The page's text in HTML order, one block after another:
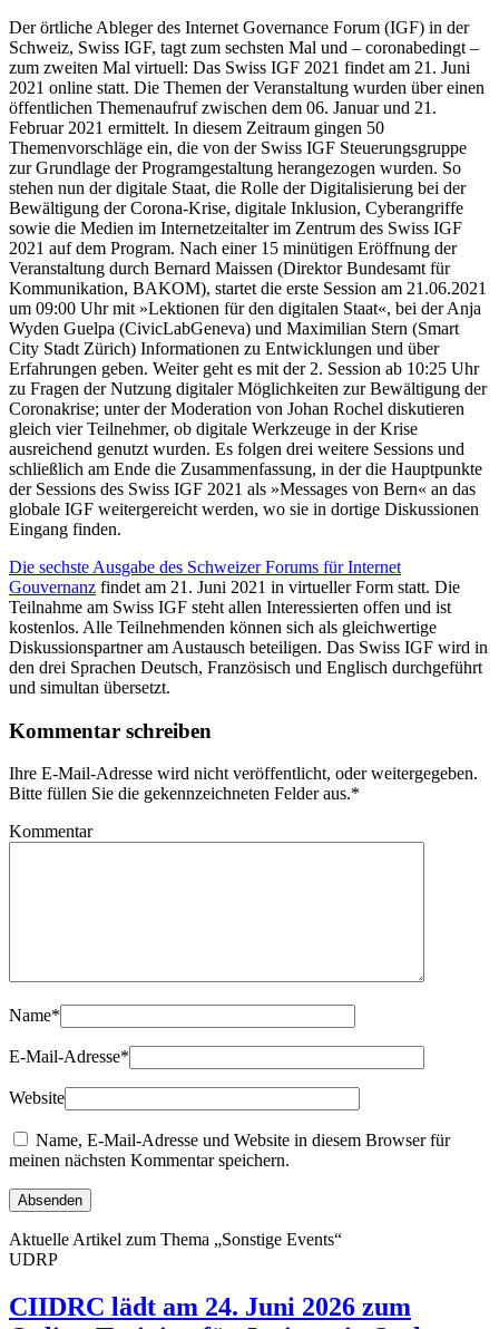
Der örtliche Ableger des Internet Governance Forum (IGF) in der
Schweiz, Swiss IGF, tagt zum sechsten Mal und – coronabedingt –
zum zweiten Mal virtuell: Das Swiss IGF 2021 findet am 21. Juni
2021 online statt. Die Themen der Veranstaltung wurden über einen
öffentlichen Themenaufruf zwischen dem 06. Januar und 21.
Februar 2021 ermittelt. In diesem Zeitraum gingen 50
Themenvorschläge ein, die von der Swiss IGF Steuerungsgruppe
zur Grundlage der Programgestaltung herangezogen wurden. So
stehen nun der digitale Staat, die Rolle der Digitalisierung bei der
Bewältigung der Corona-Krise, digitale Inklusion, Cyberangriffe
sowie die Medien im Internetzeitalter im Zentrum des Swiss IGF
2021 auf dem Program. Nach einer 15 minütigen Eröffnung der
Veranstaltung durch Bernard Maissen (Direktor Bundesamt für
Kommunikation, BAKOM), startet die erste Session am 21.06.2021
um 09:00 Uhr mit »Lektionen für den digitalen Staat«, bei der Anja
Wyden Guelpa (CivicLabGeneva) und Maximilian Stern (Smart
City Stadt Zürich) Informationen zu Entwicklungen und über
Erfahrungen geben. Weiter geht es mit der 2. Session ab 10:25 Uhr
zu Fragen der Nutzung digitaler Möglichkeiten zur Bewältigung der
Coronakrise; unter der Moderation von Johan Rochel diskutieren
gleich vier Teilnehmer, ob digitale Werkzeuge in der Krise
ausreichend genutzt wurden. Es folgen drei weitere Sessions und
schließlich am Ende die Zusammenfassung, in der die Hauptpunkte
der Sessions des Swiss IGF 2021 als »Messages von Bern« an das
globale IGF weitergereicht werden, wo sie in dortige Diskussionen
Eingang finden.
Die sechste Ausgabe des Schweizer Forums für Internet
Gouvernanz findet am 21. Juni 2021 in virtueller Form statt. Die
Teilnahme am Swiss IGF steht allen Interessierten offen und ist
kostenlos. Alle Teilnehmenden können sich als gleichwertige
Diskussionspartner am Austausch beteiligen. Das Swiss IGF wird in
den drei Sprachen Deutsch, Französisch und Englisch durchgeführt
und simultan übersetzt.
Kommentar schreiben
Ihre E-Mail-Adresse wird nicht veröffentlicht, oder weitergegeben.
Bitte füllen Sie die gekennzeichneten Felder aus.*
Kommentar
Name*
E-Mail-Adresse*
Website
Name, E-Mail-Adresse und Website in diesem Browser für
meinen nächsten Kommentar speichern.
Aktuelle Artikel zum Thema „Sonstige Events“
UDRP
CIIDRC lädt am 24. Juni 2026 zum